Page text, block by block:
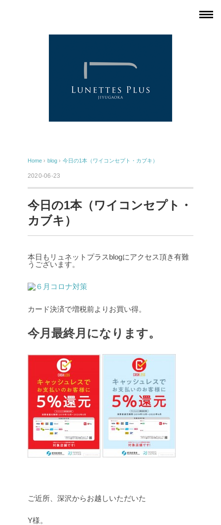
Home › blog › 今日の1本（ワイコンセプト・カブキ）
2020-06-23
今日の1本（ワイコンセプト・
カブキ）
本日もリュネットプラスblogにアクセス頂き有難
うございます。
カード決済で増税前よりお買い得。
今月最終月になります。
ご近所、深沢からお越しいただいた
Y様。